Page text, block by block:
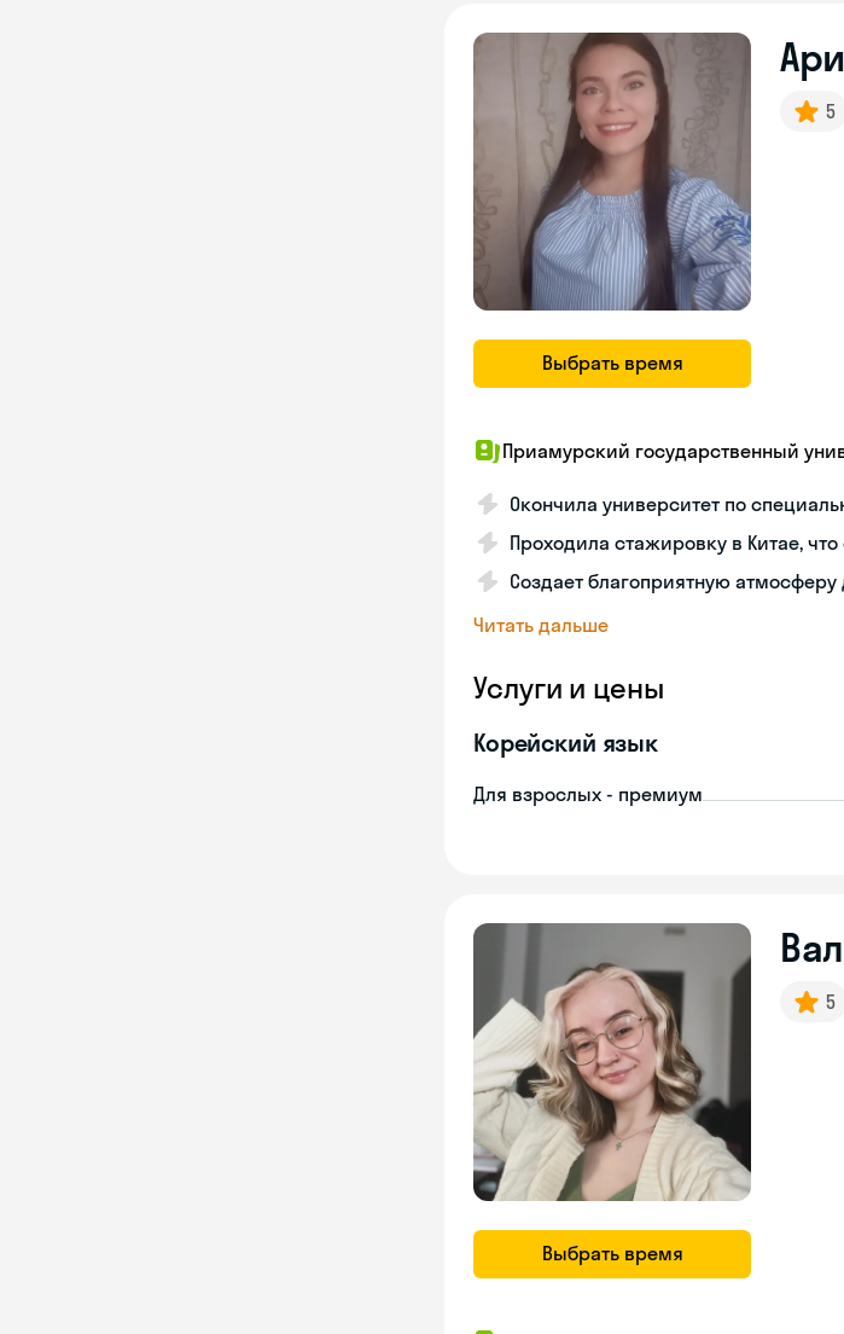
Выбрать время
5
Приамурский государственный
Окончила университет по
Проходила стажировку в Китае,
Создает благоприятную
Читать дальше
Услуги и цены
Корейский язык
Для взрослых - премиум
Выбрать время
5